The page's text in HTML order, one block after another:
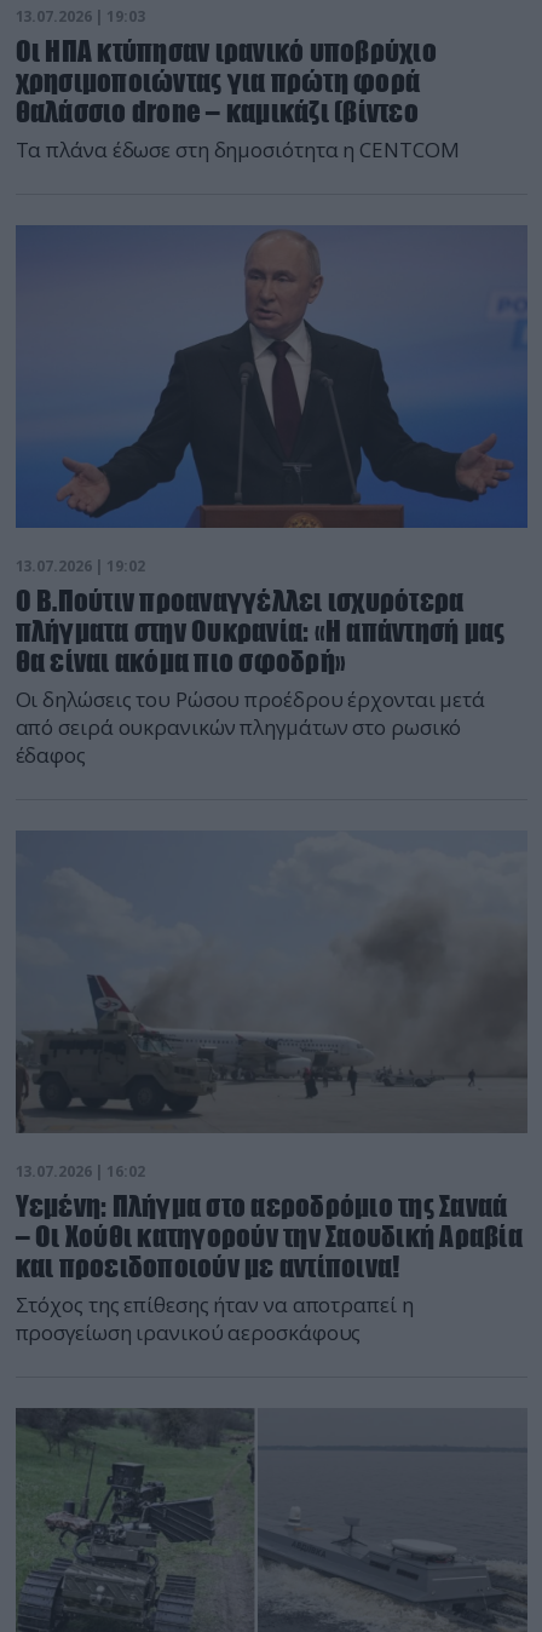
13.07.2026 | 19:03
Οι ΗΠΑ κτύπησαν ιρανικό υποβρύχιο
χρησιμοποιώντας για πρώτη φορά
θαλάσσιο drone – καμικάζι (βίντεο
Τα πλάνα έδωσε στη δημοσιότητα η CENTCOM
13.07.2026 | 19:02
Ο Β.Πούτιν προαναγγέλλει ισχυρότερα
πλήγματα στην Ουκρανία: «Η απάντησή μας
θα είναι ακόμα πιο σφοδρή»
Οι δηλώσεις του Ρώσου προέδρου έρχονται μετά
από σειρά ουκρανικών πληγμάτων στο ρωσικό
έδαφος
13.07.2026 | 16:02
Υεμένη: Πλήγμα στο αεροδρόμιο της Σαναά
– Οι Χούθι κατηγορούν την Σαουδική Αραβία
και προειδοποιούν με αντίποινα!
Στόχος της επίθεσης ήταν να αποτραπεί η
προσγείωση ιρανικού αεροσκάφους